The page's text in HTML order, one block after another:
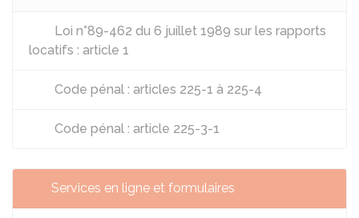
Loi n°89-462 du 6 juillet 1989 sur les rapports
locatifs : article 1
Code pénal : articles 225-1 à 225-4
Code pénal : article 225-3-1
Services en ligne et formulaires